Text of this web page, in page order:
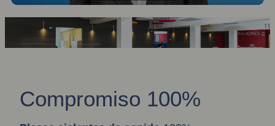
Compromiso 100%